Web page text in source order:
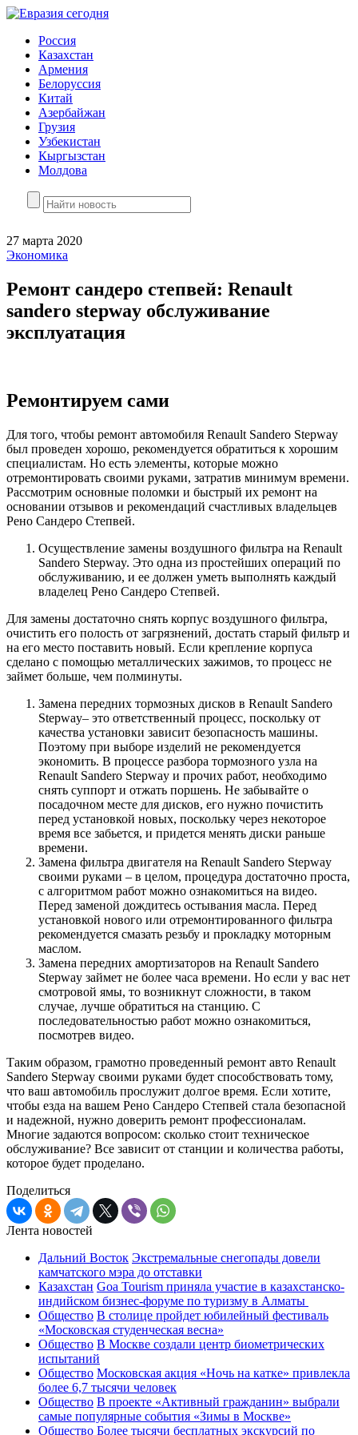
Россия
Казахстан
Армения
Белоруссия
Китай
Азербайжан
Грузия
Узбекистан
Кыргызстан
Молдова
27 марта 2020
Экономика
Ремонт сандеро степвей: Renault
sandero stepway обслуживание
эксплуатация
Ремонтируем сами
Для того, чтобы ремонт автомобиля Renault Sandero Stepway
был проведен хорошо, рекомендуется обратиться к хорошим
специалистам. Но есть элементы, которые можно
отремонтировать своими руками, затратив минимум времени.
Рассмотрим основные поломки и быстрый их ремонт на
основании отзывов и рекомендаций счастливых владельцев
Рено Сандеро Степвей.
Осуществление замены воздушного фильтра на Renault
Sandero Stepway. Это одна из простейших операций по
обслуживанию, и ее должен уметь выполнять каждый
владелец Рено Сандеро Степвей.
Для замены достаточно снять корпус воздушного фильтра,
очистить его полость от загрязнений, достать старый фильтр и
на его место поставить новый. Если крепление корпуса
сделано с помощью металлических зажимов, то процесс не
займет больше, чем полминуты.
Замена передних тормозных дисков в Renault Sandero
Stepway– это ответственный процесс, поскольку от
качества установки зависит безопасность машины.
Поэтому при выборе изделий не рекомендуется
экономить. В процессе разбора тормозного узла на
Renault Sandero Stepway и прочих работ, необходимо
снять суппорт и отжать поршень. Не забывайте о
посадочном месте для дисков, его нужно почистить
перед установкой новых, поскольку через некоторое
время все забьется, и придется менять диски раньше
времени.
Замена фильтра двигателя на Renault Sandero Stepway
своими руками – в целом, процедура достаточно проста,
с алгоритмом работ можно ознакомиться на видео.
Перед заменой дождитесь остывания масла. Перед
установкой нового или отремонтированного фильтра
рекомендуется смазать резьбу и прокладку моторным
маслом.
Замена передних амортизаторов на Renault Sandero
Stepway займет не более часа времени. Но если у вас нет
смотровой ямы, то возникнут сложности, в таком
случае, лучше обратиться на станцию. С
последовательностью работ можно ознакомиться,
посмотрев видео.
Таким образом, грамотно проведенный ремонт авто Renault
Sandero Stepway своими руками будет способствовать тому,
что ваш автомобиль прослужит долгое время. Если хотите,
чтобы езда на вашем Рено Сандеро Степвей стала безопасной
и надежной, нужно доверить ремонт профессионалам.
Многие задаются вопросом: сколько стоит техническое
обслуживание? Все зависит от станции и количества работы,
которое будет проделано.
Поделиться
Лента новостей
Дальний Восток Экстремальные снегопады довели
камчатского мэра до отставки
Казахстан Goa Tourism приняла участие в казахстанско-
индийском бизнес-форуме по туризму в Алматы
Общество В столице пройдет юбилейный фестиваль
«Московская студенческая весна»
Общество В Москве создали центр биометрических
испытаний
Общество Московская акция «Ночь на катке» привлекла
более 6,7 тысячи человек
Общество В проекте «Активный гражданин» выбрали
самые популярные события «Зимы в Москве»
Общество Более тысячи бесплатных экскурсий по